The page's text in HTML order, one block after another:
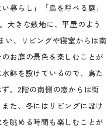
暮らし」「鳥を呼べる庭」
大きな敷地に、平屋のよう
い、リビングや寝室からは南
お庭の景色を楽しむことが
鉢を設けているので、鳥た
。2階の南側の窓からは街
た、冬にはリビングに設け
眺める時間も楽しむことが